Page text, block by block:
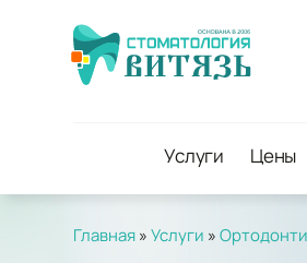
Услуги Цены
Главная»Услуги »